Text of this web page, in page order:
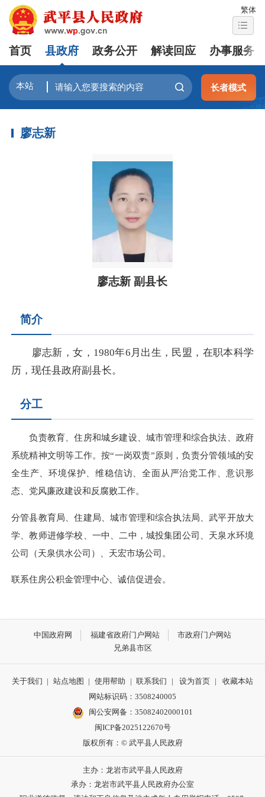
繁体
首页 县政府 政务公开 解读回应 办事服务
长者模式
廖志新
廖志新 副县长
简介
廖志新，女，1980年6月出生 ，民盟，在职本科学
历，现任县政府副县长。
分工
负责教育、住房和城乡建设、城市管理和综合执法、政府
系统精神文明等工作。按“一岗双责”原则，负责分管领域的安
全生产、环境保护、维稳信访、全面从严治党工作、意识形
态、党风廉政建设和反腐败工作。
分管县教育局、住建局、城市管理和综合执法局、武平开放大
学、教师进修学校、一中、二中，城投集团公司、天泉水环境
公司（天泉供水公司）、天宏市场公司。
联系住房公积金管理中心、诚信促进会。
中国政府网 福建省政府门户网站
市政府门户网站
兄弟县市区
关于我们 | 站点地图 | 使用帮助 | 联系我们 | 设为首页 |
收藏本站
网站标识码：3508240005
闽公安网备：35082402000101
闽ICP备2025122670号
版权所有：© 武平县人民政府
主办：龙岩市武平县人民政府
承办：龙岩市武平县人民政府办公室